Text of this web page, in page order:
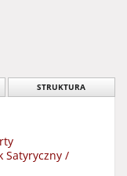
STRUKTURA
Satyryczny /